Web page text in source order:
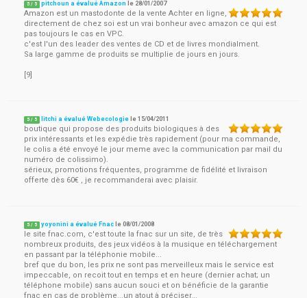
5 / 5 pitchoun a évalué Amazon le 28/01/2007
Amazon est un mastodonte de la vente Achter en ligne,
directement de chez soi est un vrai bonheur avec amazon ce qui est
pas toujours le cas en VPC.
c'est l'un des leader des ventes de CD et de livres mondialment.
Sa large gamme de produits se multiplie de jours en jours.
[9]
5 / 5 litchi a évalué Webecologie le15/04/2011
boutique qui propose des produits biologiques à des
prix intéressants et les expédie très rapidement (pour ma commande,
le colis a été envoyé le jour meme avec la communication par mail du
numéro de colissimo).
sérieux, promotions fréquentes, programme de fidélité et livraison
offerte dès 60€ , je recommanderai avec plaisir.
5 / 5 yoyonini a évalué Fnac le08/01/2008
le site fnac.com, c'est toute la fnac sur un site, de très
nombreux produits, des jeux vidéos à la musique en téléchargement
en passant par la téléphonie mobile...
bref que du bon, les prix ne sont pas merveilleux mais le service est
impeccable, on recoit tout en temps et en heure (dernier achat; un
téléphone mobile) sans aucun souci et on bénéficie de la garantie
fnac en cas de problème...un atout à préciser...